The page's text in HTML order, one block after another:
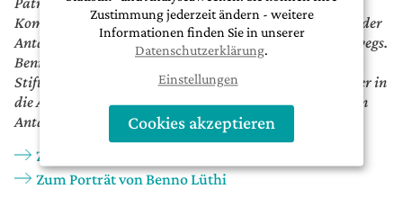
Kommunikationsberater und Buchautor. Wenn nicht in der
Antarktis, ist er für uns in Asien oder in der Arktis unterwegs.
Benno Lüthi ist Pinguinforscher und Mitbegründer der
Stiftung Antarctic Research Trust (ART). Seit 1997 reist er in
die Antarktis; auch als Expeditionsleiter auf vergangenen
Antarktis-Expeditionen von Background Tours.
Zum Porträt von Patrick Rohr
Zum Porträt von Benno Lüthi
Zustimmung jederzeit ändern - weitere
Informationen finden Sie in unserer
Datenschutzerklärung.
Einstellungen
Cookies akzeptieren